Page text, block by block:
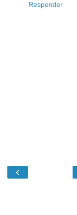
Responder
‹